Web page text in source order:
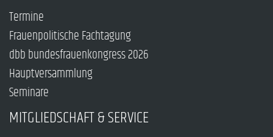
Termine
Frauenpolitische Fachtagung
dbb bundesfrauenkongress 2026
Hauptversammlung
Seminare
MITGLIEDSCHAFT & SERVICE